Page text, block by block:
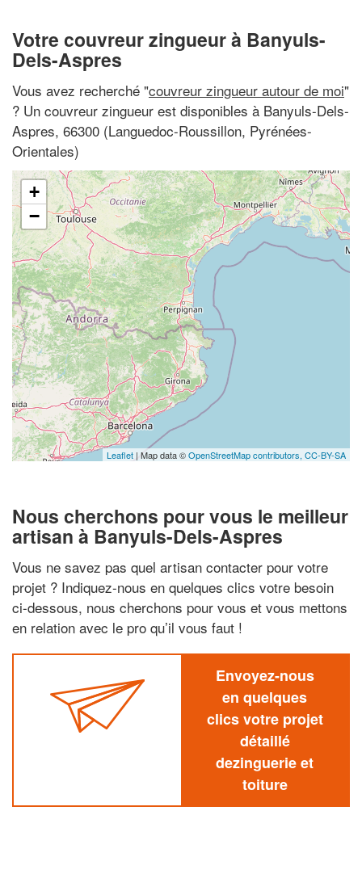
Votre couvreur zingueur à Banyuls-
Dels-Aspres
Vous avez recherché "couvreur zingueur autour de moi"
? Un couvreur zingueur est disponibles à Banyuls-Dels-
Aspres, 66300 (Languedoc-Roussillon, Pyrénées-
Orientales)
+
−
Leaflet | Map data ©OpenStreetMap contributors, CC-BY-SA
Nous cherchons pour vous le meilleur
artisan à Banyuls-Dels-Aspres
Vous ne savez pas quel artisan contacter pour votre
projet ? Indiquez-nous en quelques clics votre besoin
ci-dessous, nous cherchons pour vous et vous mettons
en relation avec le pro qu’il vous faut !
Envoyez-nous
en quelques
clics votre projet
détaillé
dezinguerie et
toiture